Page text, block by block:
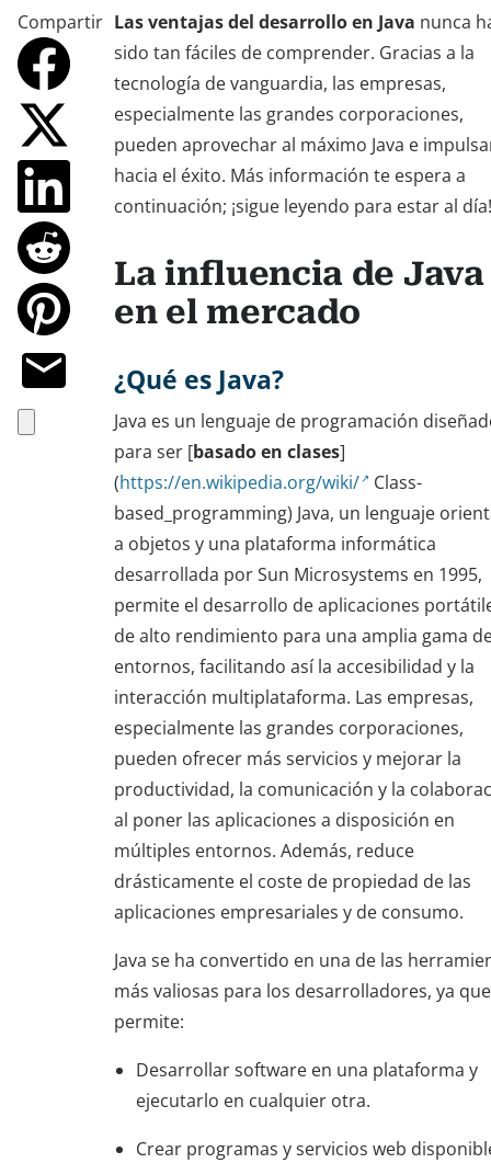
Compartir Las ventajas del desarrollo en Java nunca
sido tan fáciles de comprender. Gracias a la
tecnología de vanguardia, las empresas,
especialmente las grandes corporaciones,
pueden aprovechar al máximo Java e
hacia el éxito. Más información te espera a
continuación; ¡sigue leyendo para estar al día!
La influencia de Java
en el mercado
¿Qué es Java?
Java es un lenguaje de programación
para ser [basado en clases]
(https://en.wikipedia.org/wiki/
Class-
based_programming) Java, un lenguaje
a objetos y una plataforma informática
desarrollada por Sun Microsystems en 1995,
permite el desarrollo de aplicaciones
de alto rendimiento para una amplia gama
entornos, facilitando así la accesibilidad y la
interacción multiplataforma. Las empresas,
especialmente las grandes corporaciones,
pueden ofrecer más servicios y mejorar la
productividad, la comunicación y la
al poner las aplicaciones a disposición en
múltiples entornos. Además, reduce
drásticamente el coste de propiedad de las
aplicaciones empresariales y de consumo.
Java se ha convertido en una de las
más valiosas para los desarrolladores, ya
permite:
Desarrollar software en una plataforma y
ejecutarlo en cualquier otra.
Crear programas y servicios web